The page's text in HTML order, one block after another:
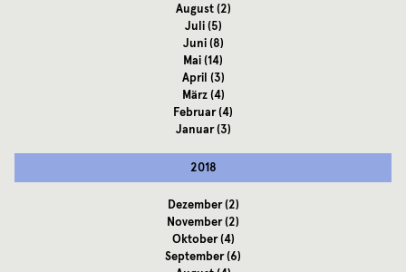
August(2)
Juli(5)
Juni(8)
Mai(14)
April (3)
März(4)
Februar(4)
Januar(3)
2018
Dezember(2)
November(2)
Oktober(4)
September(6)